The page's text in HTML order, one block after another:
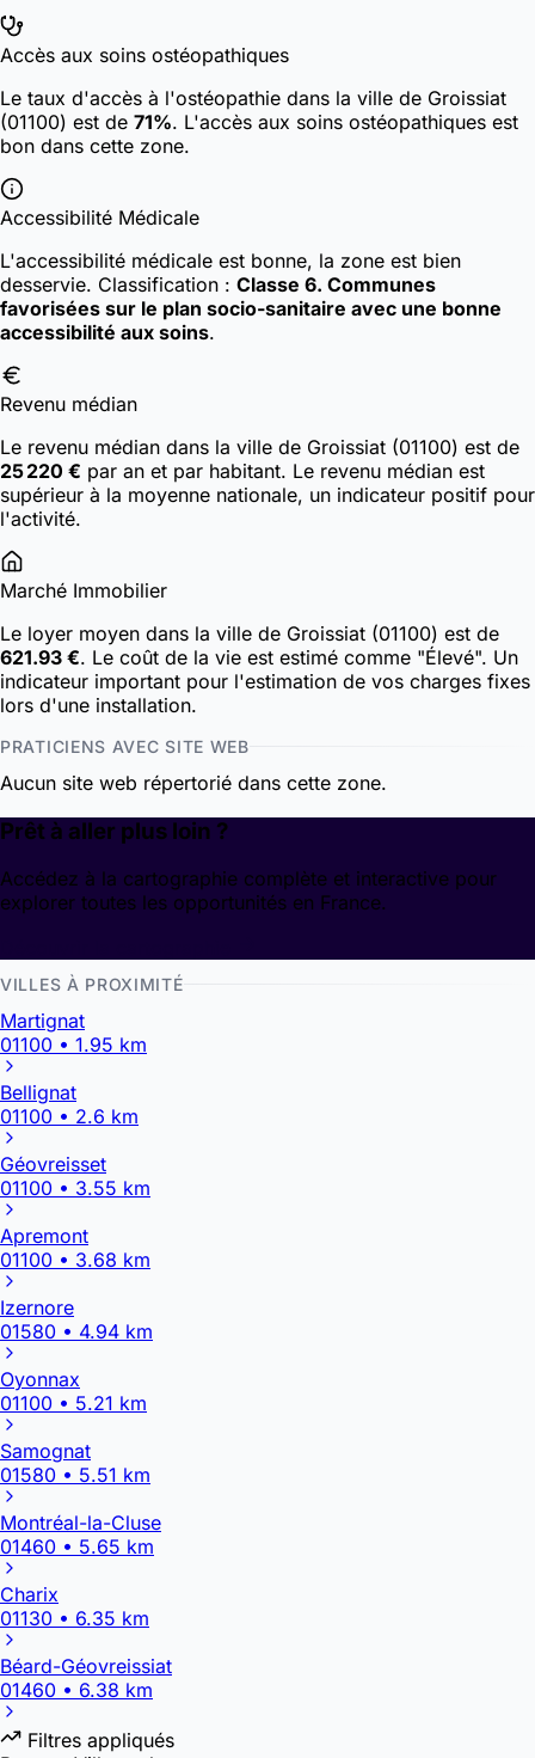
Accès aux soins ostéopathiques
Le taux d'accès à l'ostéopathie dans la ville de Groissiat
(01100) est de 71%. L'accès aux soins ostéopathiques est
bon dans cette zone.
Accessibilité Médicale
L'accessibilité médicale est bonne, la zone est bien
desservie. Classification : Classe 6. Communes
favorisées sur le plan socio-sanitaire avec une bonne
accessibilité aux soins.
Revenu médian
Le revenu médian dans la ville de Groissiat (01100) est de
25 220 € par an et par habitant. Le revenu médian est
supérieur à la moyenne nationale, un indicateur positif pour
l'activité.
Marché Immobilier
Le loyer moyen dans la ville de Groissiat (01100) est de
621.93 €. Le coût de la vie est estimé comme "Élevé". Un
indicateur important pour l'estimation de vos charges fixes
lors d'une installation.
PRATICIENS AVEC SITE WEB
Aucun site web répertorié dans cette zone.
Prêt à aller plus loin ?
Accédez à la cartographie complète et interactive pour
explorer toutes les opportunités en France.
VILLES À PROXIMITÉ
Martignat
01100 • 1.95 km
Bellignat
01100 • 2.6 km
Géovreisset
01100 • 3.55 km
Apremont
01100 • 3.68 km
Izernore
01580 • 4.94 km
Oyonnax
01100 • 5.21 km
Samognat
01580 • 5.51 km
Montréal-la-Cluse
01460 • 5.65 km
Charix
01130 • 6.35 km
Béard-Géovreissiat
01460 • 6.38 km
Filtres appliqués